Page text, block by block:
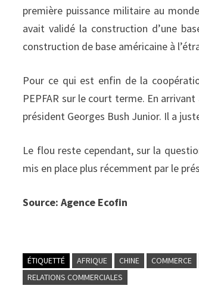
première puissance militaire au
avait validé la construction d’une
construction de base américaine à
Pour ce qui est enfin de la
PEPFAR sur le court terme. En
président Georges Bush Junior. Il a
Le flou reste cependant, sur la
mis en place plus récemment par le
Source: Agence Ecofin
ÉTIQUETTÉ AFRIQUE CHINE COMMERCE
RELATIONS COMMERCIALES